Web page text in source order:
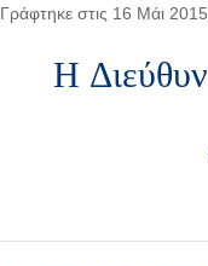
Γράφτηκε στις 16 Μάι
H